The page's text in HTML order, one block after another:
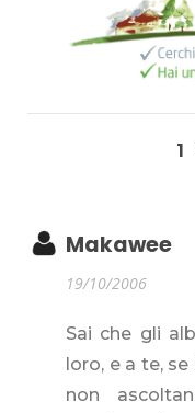
1
Makawee
19/10/2006
Sai che gli
loro, e a te,
non